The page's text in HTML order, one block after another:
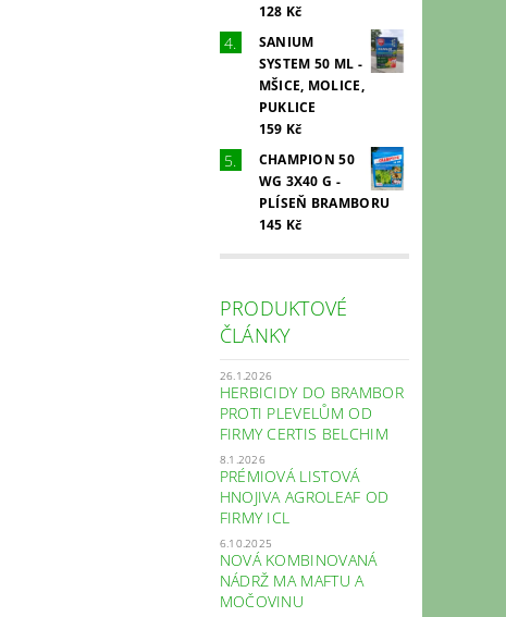
128 Kč
SANIUM
SYSTEM 50 ML -
MŠICE, MOLICE,
PUKLICE
159 Kč
CHAMPION 50
WG 3X40 G -
PLÍSEŇ BRAMBORU
145 Kč
PRODUKTOVÉ
ČLÁNKY
26.1.2026
HERBICIDY DO BRAMBOR
PROTI PLEVELŮM OD
FIRMY CERTIS BELCHIM
8.1.2026
PRÉMIOVÁ LISTOVÁ
HNOJIVA AGROLEAF OD
FIRMY ICL
6.10.2025
NOVÁ KOMBINOVANÁ
NÁDRŽ MA MAFTU A
MOČOVINU